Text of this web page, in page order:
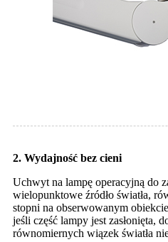
2. Wydajność bez cieni
Uchwyt na lampę operacyjną do
wielopunktowe źródło światła,
stopni na obserwowanym
jeśli część lampy jest zasłonięta,
równomiernych wiązek światła